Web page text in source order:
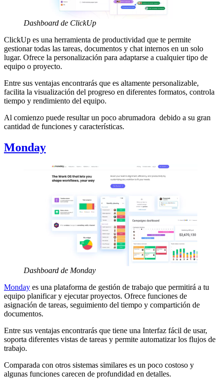
Dashboard de ClickUp
ClickUp es una herramienta de productividad que te permite
gestionar todas las tareas, documentos y chat internos en un solo
lugar. Ofrece la personalización para adaptarse a cualquier tipo de
equipo o proyecto.
Entre sus ventajas encontrarás que es altamente personalizable,
facilita la visualización del progreso en diferentes formatos, controla
tiempo y rendimiento del equipo.
Al comienzo puede resultar un poco abrumadora debido a su gran
cantidad de funciones y características.
Monday
Dashboard de Monday
Monday es una plataforma de gestión de trabajo que permitirá a tu
equipo planificar y ejecutar proyectos. Ofrece funciones de
asignación de tareas, seguimiento del tiempo y compartición de
documentos.
Entre sus ventajas encontrarás que tiene una Interfaz fácil de usar,
soporta diferentes vistas de tareas y permite automatizar los flujos de
trabajo.
Comparada con otros sistemas similares es un poco costoso y
algunas funciones carecen de profundidad en detalles.